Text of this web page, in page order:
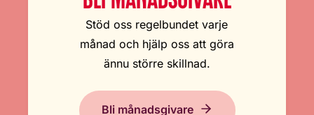
Stöd oss regelbundet varje
månad och hjälp oss att göra
ännu större skillnad.
Bli månadsgivare